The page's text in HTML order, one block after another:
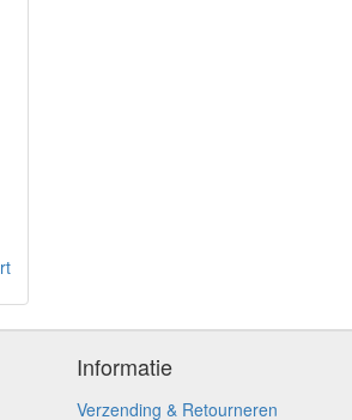
Informatie
Verzending & Retourneren